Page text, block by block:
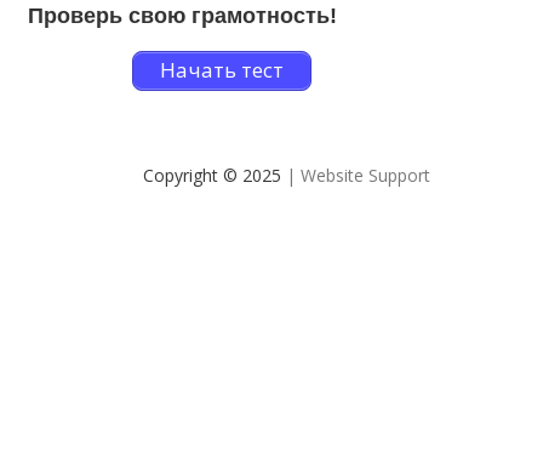
Проверь свою грамотность!
Начать тест
Copyright © 2025 | Website Support